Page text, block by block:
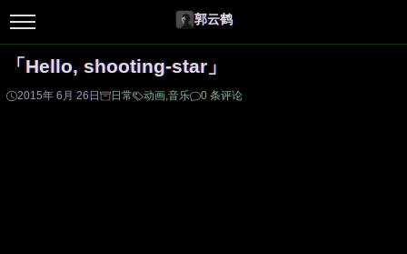
郭云鹤
「Hello, shooting-star」
2015年 6月 26日 日常 动画,音乐 0 条评论